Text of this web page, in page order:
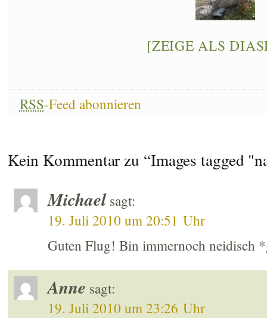
[ZEIGE ALS
RSS-Feed abonnieren
Kein Kommentar zu “Images tagged
Michael sagt:
19. Juli 2010 um 20:51 Uhr
Guten Flug! Bin immernoch neidisch
Anne sagt:
19. Juli 2010 um 23:26 Uhr